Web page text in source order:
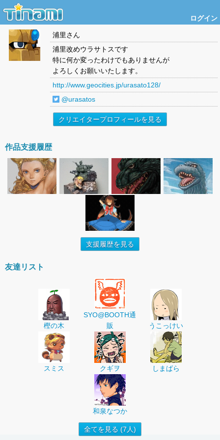
ログイン
浦里さん
浦里改めウラサトスです
特に何か変ったわけでもありませんが
よろしくお願いいたします。
http://www.geocities.jp/urasato128/
@urasatos
クリエイタープロフィールを見る
作品支援履歴
支援履歴を見る
友達リスト
樫の木
SYO@BOOTH通
販
うこっけい
スミス クギヲ しまばら
和泉なつか
全てを見る (7人)